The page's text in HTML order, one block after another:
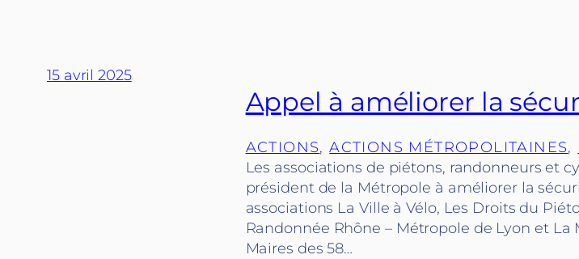
15 avril 2025
Appel à améliorer la
ACTIONS, ACTIONS MÉTROPOLITAINES,
Les associations de piétons, randonneurs et
président de la Métropole à améliorer la
associations La Ville à Vélo, Les Droits du
Randonnée Rhône – Métropole de Lyon et
Maires des 58…